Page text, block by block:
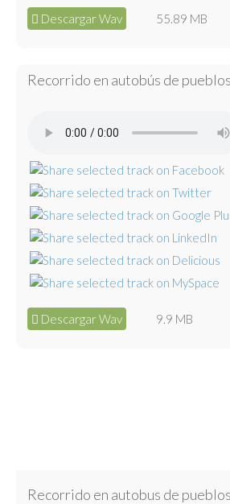
Descargar Wav 55.89 MB
Recorrido en autobús de
Descargar Wav 9.9 MB
Recorrido en autobus de